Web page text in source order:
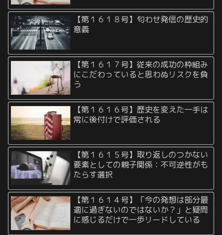
【第１６１８号】匂わせ発信の歴史的
意義
【第１６１７号】従来の成功の枠組み
にこだわっていると思わぬリスクを負
う
【第１６１６号】歴史を変えた一手は
常に後付けで評価される
【第１６１５号】取り返しのつかない
要素としての親子関係：不可逆性がも
たらす選択
【第１６１４号】「今の発想は部分最
適に過ぎないのではないか？」と疑問
に感じるだけで一歩リードしている